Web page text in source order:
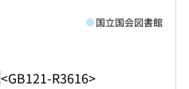
<GB121-R3616>
国立国会図書館